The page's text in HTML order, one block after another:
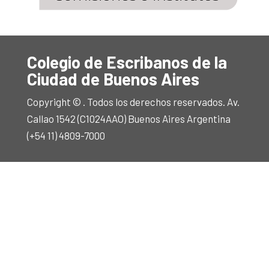
Colegio de Escribanos de la
Ciudad de Buenos Aires
Copyright © . Todos los derechos reservados. Av.
Callao 1542 (C1024AAO) Buenos Aires Argentina
(+54 11) 4809-7000